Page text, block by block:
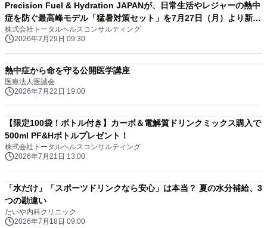
Precision Fuel & Hydration JAPANが、日常生活やレジャーの熱中
症を防ぐ最高峰モデル「猛暑対策セット」を7月27日（月）より新発
売
株式会社トータルヘルスコンサルティング
2026年7月29日 09:30
熱中症から命を守る公開医学講座
医療法人医誠会
2026年7月22日 19:00
【限定100袋！ボトル付き】カーボ＆電解質ドリンクミックス購入で
500ml PF&Hボトルプレゼント！
株式会社トータルヘルスコンサルティング
2026年7月21日 13:00
「水だけ」「スポーツドリンクなら安心」は本当？ 夏の水分補給、3
つの勘違い
たいや内科クリニック
2026年7月18日 09:00